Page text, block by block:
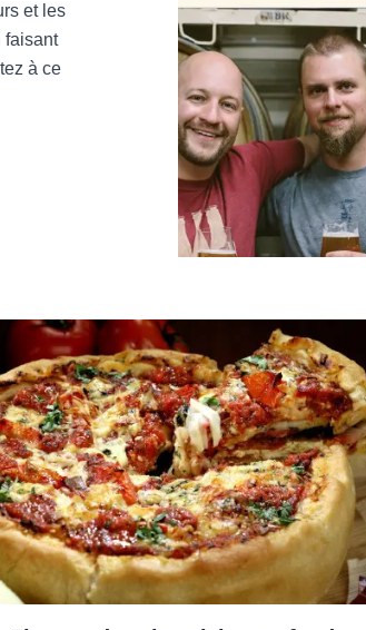
et les
faisant
à ce
En savoir plus sur la